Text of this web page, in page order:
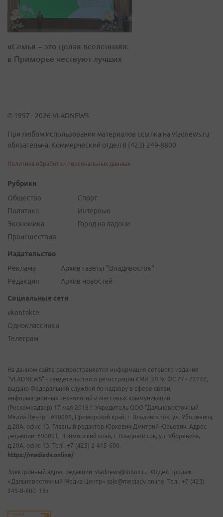
«Семья – это целая вселенная»:
в Приморье чествуют лучших
© 1997 - 2026 VLADNEWS
При любом использовании материалов ссылка на vladnews.ru
обязательна. Коммерческий отдел 8 (423) 249-8800
Политика обработки персональных данных
Рубрики
Общество
Политика
Экономика
Происшествия
Спорт
Интервью
Город на ладони
Издательство
Реклама
Редакция
Архив газеты "Владивосток"
Архив новостей
Социальные сети
vkontakte
Одноклассники
Телеграм
На данном сайте распространяется информация сетевого издания
"VLADNEWS" - свидетельство о регистрации СМИ ЭЛ № ФС 77 - 72742,
выдано Федеральной службой по надзору в сфере связи,
информационных технологий и массовых коммуникаций
(Роскомнадзор) 17 мая 2018 г. Учредитель ООО "Дальневосточный
Медиа Центр". 690091, Приморский край, г. Владивосток, ул. Уборевича,
д.20А, офис 13. Главный редактор Юркевич Дмитрий Юрьевич. Адрес
редакции: 690091, Приморский край, г. Владивосток, ул. Уборевича,
д.20А, офис 13. Тел.: +7 (423) 2-415-600.
https://mediadv.online/
Электронный адрес редакции: vladnews@inbox.ru. Отдел продаж
«Дальневосточный Медиа Центр» sale@mediadv.online. Тел.: +7 (423)
249-8-800. 18+